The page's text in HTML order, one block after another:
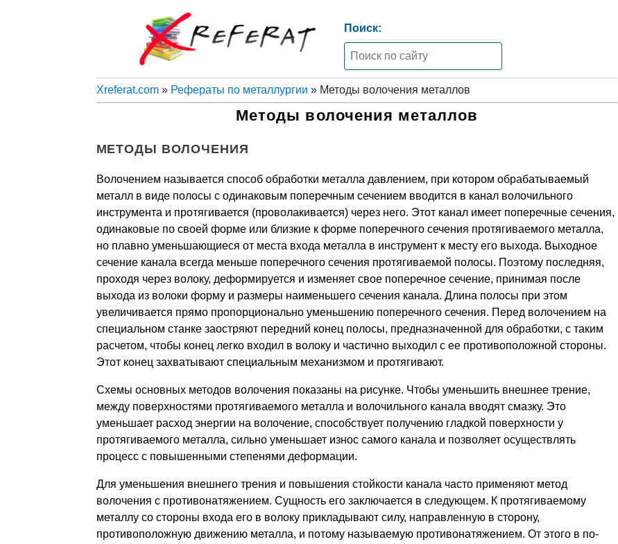
Поиск:
Xreferat.com» Рефераты по металлургии » Методы волочения металлов
Методы волочения металлов
МЕТОДЫ ВОЛОЧЕНИЯ
Волочением называется способ обработки металла давлением, при котором обрабатываемый
металл в виде полосы с одинаковым поперечным сечением вводится в канал волочильного
инструмента и протягивается (проволакивается) через него. Этот канал имеет поперечные сечения,
одинаковые по своей форме или близкие к форме поперечного сечения протягиваемого металла,
но плавно уменьшающиеся от места входа металла в инструмент к месту его выхода. Выходное
сечение канала всегда меньше поперечного се­чения протягиваемой полосы. Поэтому последняя,
проходя через волоку, деформируется и изменяет свое поперечное сечение, при­нимая после
выхода из волоки форму и размеры наименьшего сечения канала. Длина полосы при этом
увеличивается прямо пропорционально уменьшению поперечного сечения. Перед воло­чением на
специальном станке заостряют передний конец полосы, предназначенной для обработки, с таким
расчетом, чтобы конец легко входил в волоку и частично выходил с ее противоположной стороны.
Этот конец захватывают специальным механизмом и протягивают.
Схемы основных методов волочения показаны на рисунке. Чтобы уменьшить внешнее трение,
между поверхностями про­тягиваемого металла и волочильного канала вводят смазку. Это
уменьшает расход энергии на волочение, способствует получению гладкой поверхности у
протягиваемого металла, сильно умень­шает износ самого канала и позволяет осуществлять
процесс с по­вышенными степенями деформации.
Для уменьшения внешнего трения и повышения стойкости ка­нала часто применяют метод
волочения с противонатяжением. Сущность его заключается в следующем. К протягивае­мому
металлу со стороны входа его в волоку прикладывают силу, направленную в сторону,
противоположную движению металла, и потому называемую противонатяжением. От этого в по­